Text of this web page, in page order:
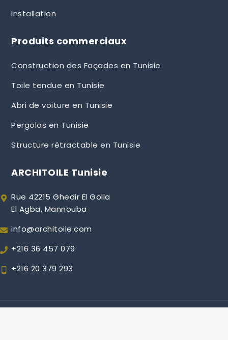
Installation
Produits commerciaux
Construction des Façades en Tunisie
Toile tendue en Tunisie
Abri de voiture en Tunisie
Pergolas en Tunisie
Structure rétractable en Tunisie
ARCHITOILE Tunisie
Rue 42215 Ghedir El Golla
El Agba, Mannouba
info@architoile.com
+216 36 457 079
+216 20 379 293